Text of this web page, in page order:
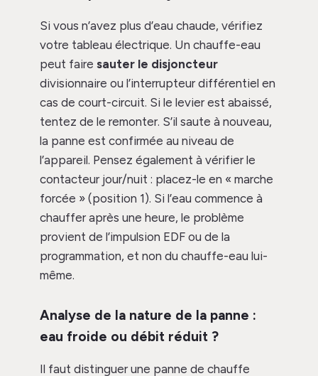
Si vous n’avez plus d’eau chaude, vérifiez
votre tableau électrique. Un chauffe-eau
peut faire sauter le disjoncteur
divisionnaire ou l’interrupteur différentiel en
cas de court-circuit. Si le levier est abaissé,
tentez de le remonter. S’il saute à nouveau,
la panne est confirmée au niveau de
l’appareil. Pensez également à vérifier le
contacteur jour/nuit : placez-le en « marche
forcée » (position 1). Si l’eau commence à
chauffer après une heure, le problème
provient de l’impulsion EDF ou de la
programmation, et non du chauffe-eau lui-
même.
Analyse de la nature de la panne :
eau froide ou débit réduit ?
Il faut distinguer une panne de chauffe